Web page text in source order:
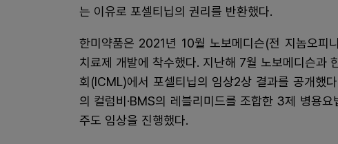
는 이유로 포셀티닙의 권리를 반환했다.
한미약품은 2021년 10월 노보메디슨(전 지놈오피
치료제 개발에 착수했다. 지난해 7월 노보메디슨과
회(ICML)에서 포셀티닙의 임상2상 결과를 공개했
의 컬럼비·BMS의 레블리미드를 조합한 3제 병용
주도 임상을 진행했다.